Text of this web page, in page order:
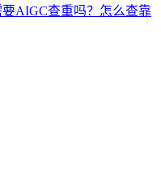
AIGC查重吗？怎么查靠